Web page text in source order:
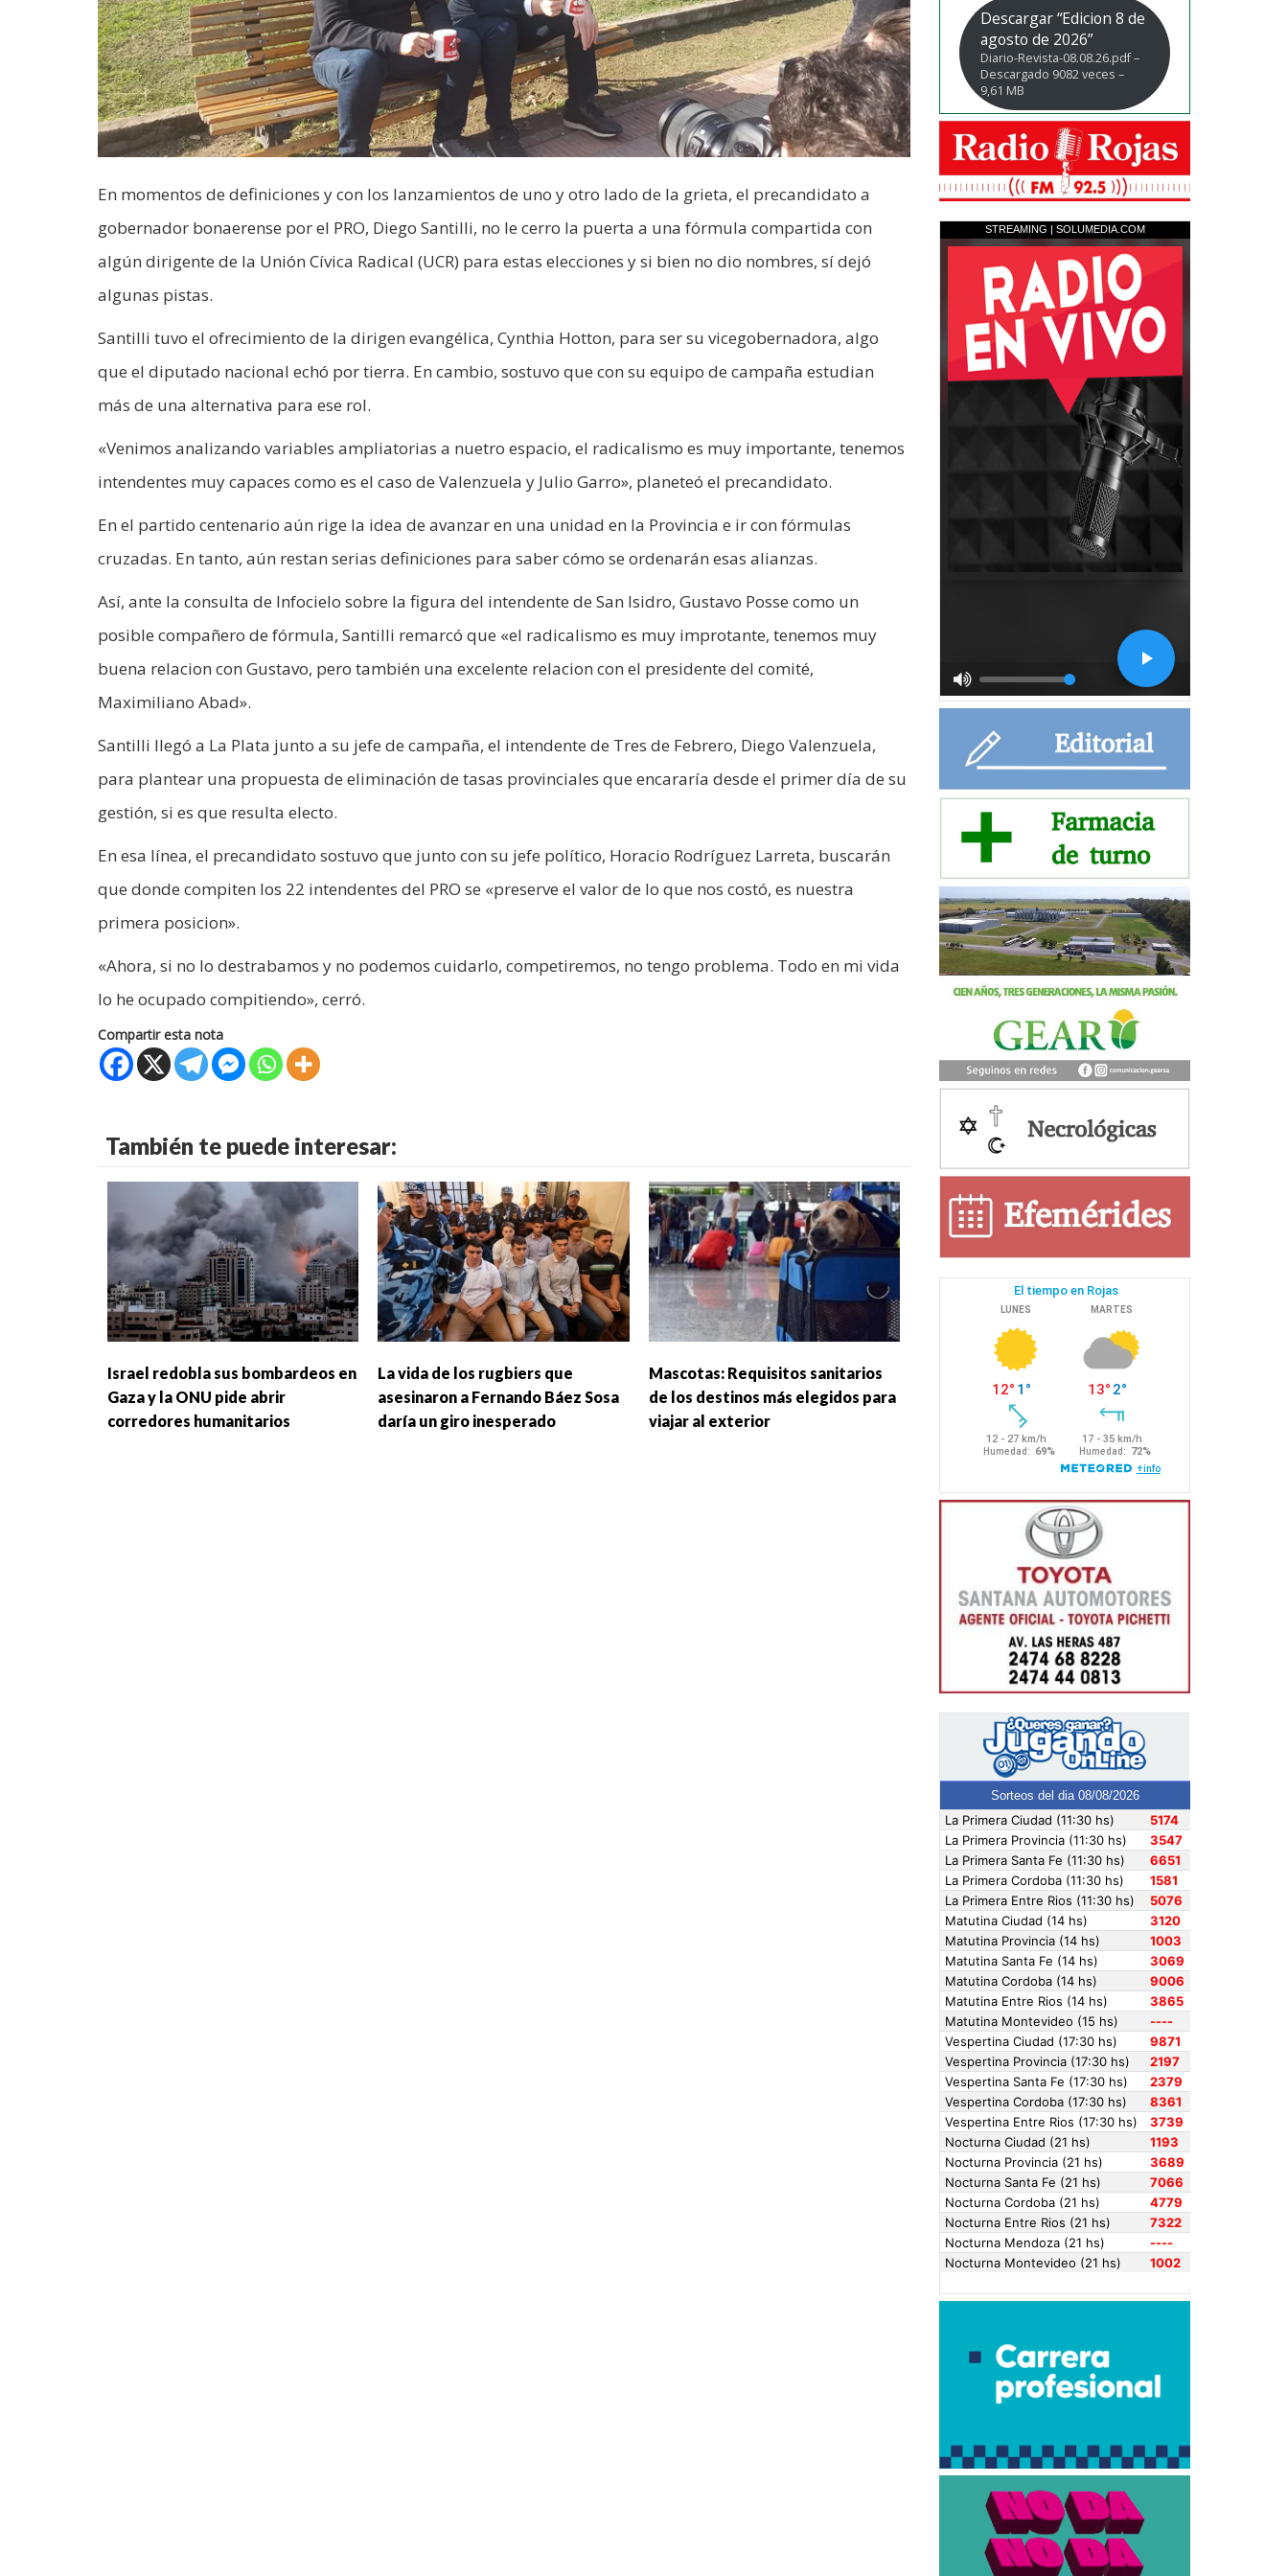
En momentos de definiciones y con los lanzamientos de uno y otro lado de la grieta, el precandidato a
gobernador bonaerense por el PRO, Diego Santilli, no le cerro la puerta a una fórmula compartida con
algún dirigente de la Unión Cívica Radical (UCR) para estas elecciones y si bien no dio nombres, sí dejó
algunas pistas.
Santilli tuvo el ofrecimiento de la dirigen evangélica, Cynthia Hotton, para ser su vicegobernadora, algo
que el diputado nacional echó por tierra. En cambio, sostuvo que con su equipo de campaña estudian
más de una alternativa para ese rol.
«Venimos analizando variables ampliatorias a nuetro espacio, el radicalismo es muy importante, tenemos
intendentes muy capaces como es el caso de Valenzuela y Julio Garro», planeteó el precandidato.
En el partido centenario aún rige la idea de avanzar en una unidad en la Provincia e ir con fórmulas
cruzadas. En tanto, aún restan serias definiciones para saber cómo se ordenarán esas alianzas.
Así, ante la consulta de Infocielo sobre la figura del intendente de San Isidro, Gustavo Posse como un
posible compañero de fórmula, Santilli remarcó que «el radicalismo es muy improtante, tenemos muy
buena relacion con Gustavo, pero también una excelente relacion con el presidente del comité,
Maximiliano Abad».
Santilli llegó a La Plata junto a su jefe de campaña, el intendente de Tres de Febrero, Diego Valenzuela,
para plantear una propuesta de eliminación de tasas provinciales que encararía desde el primer día de su
gestión, si es que resulta electo.
En esa línea, el precandidato sostuvo que junto con su jefe político, Horacio Rodríguez Larreta, buscarán
que donde compiten los 22 intendentes del PRO se «preserve el valor de lo que nos costó, es nuestra
primera posicion».
«Ahora, si no lo destrabamos y no podemos cuidarlo, competiremos, no tengo problema. Todo en mi vida
lo he ocupado compitiendo», cerró.
Compartir esta nota
También te puede interesar:
Israel redobla sus bombardeos en
Gaza y la ONU pide abrir
corredores humanitarios
La vida de los rugbiers que
asesinaron a Fernando Báez Sosa
daría un giro inesperado
Mascotas: Requisitos sanitarios
de los destinos más elegidos para
viajar al exterior
Descargar “Edicion 8 de
agosto de 2026”
Diario-Revista-08.08.26.pdf –
Descargado 9082 veces –
9,61 MB